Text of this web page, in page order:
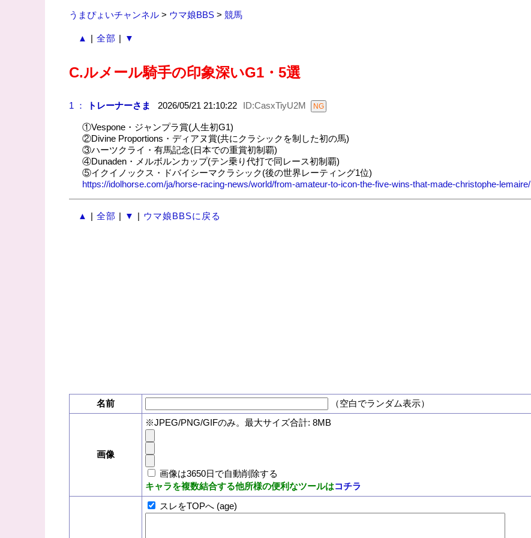
うまぴょいチャンネル> ウマ娘BBS> 競馬
▲ | 全部 | ▼
C.ルメール騎手の印象深いG1・5選
1 ： トレーナーさま 2026/05/21 21:10:22 ID:CasxTiyU2M
①Vespone・ジャンプラ賞(人生初G1)
②Divine Proportions・ディアヌ賞(共にクラシックを制した初の馬)
③ハーツクライ・有馬記念(日本での重賞初制覇)
④Dunaden・メルボルンカップ(テン乗り代打で同レース初制覇)
⑤イクイノックス・ドバイシーマクラシック(後の世界レーティング1位)
https://idolhorse.com/ja/horse-racing-news/world/from-amateur-to-icon-the-five-wins-that-made-christophe-lemaire/
▲ | 全部 | ▼ | ウマ娘BBSに戻る
名前 （空白でランダム表示）
画像
※JPEG/PNG/GIFのみ。最大サイズ合計: 8MB
画像は3650日で自動削除する
キャラを複数結合する他所様の便利なツールはコチラ
スレをTOPへ (age)